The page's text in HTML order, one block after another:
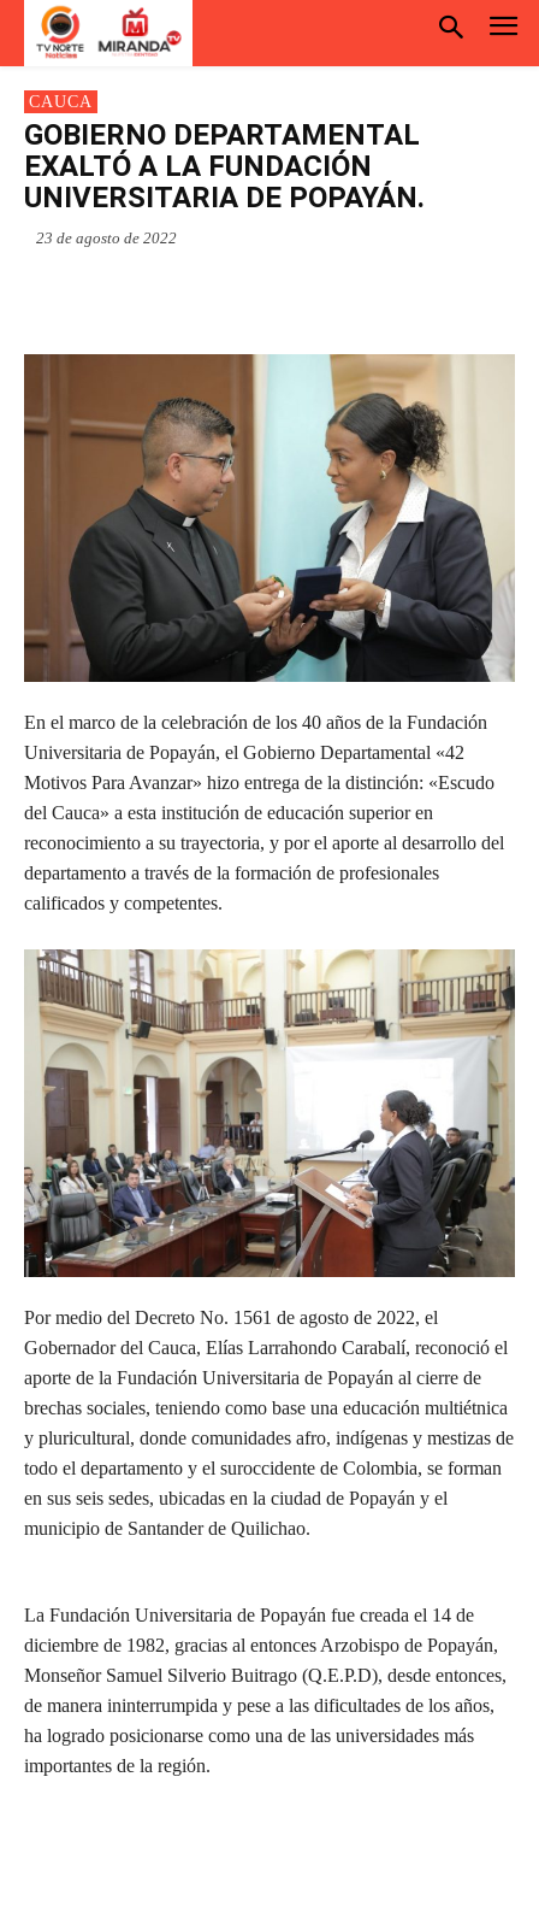
CAUCA
GOBIERNO DEPARTAMENTAL
EXALTÓ A LA FUNDACIÓN
UNIVERSITARIA DE POPAYÁN.
23 de agosto de 2022
En el marco de la celebración de los 40 años de la Fundación
Universitaria de Popayán, el Gobierno Departamental «42
Motivos Para Avanzar» hizo entrega de la distinción: «Escudo
del Cauca» a esta institución de educación superior en
reconocimiento a su trayectoria, y por el aporte al desarrollo del
departamento a través de la formación de profesionales
calificados y competentes.
Por medio del Decreto No. 1561 de agosto de 2022, el
Gobernador del Cauca, Elías Larrahondo Carabalí, reconoció el
aporte de la Fundación Universitaria de Popayán al cierre de
brechas sociales, teniendo como base una educación multiétnica
y pluricultural, donde comunidades afro, indígenas y mestizas de
todo el departamento y el suroccidente de Colombia, se forman
en sus seis sedes, ubicadas en la ciudad de Popayán y el
municipio de Santander de Quilichao.
La Fundación Universitaria de Popayán fue creada el 14 de
diciembre de 1982, gracias al entonces Arzobispo de Popayán,
Monseñor Samuel Silverio Buitrago (Q.E.P.D), desde entonces,
de manera ininterrumpida y pese a las dificultades de los años,
ha logrado posicionarse como una de las universidades más
importantes de la región.